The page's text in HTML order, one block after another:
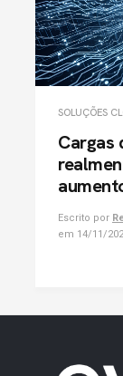
SOLUÇÕES
Cargas
Escrito por
em 14/11/